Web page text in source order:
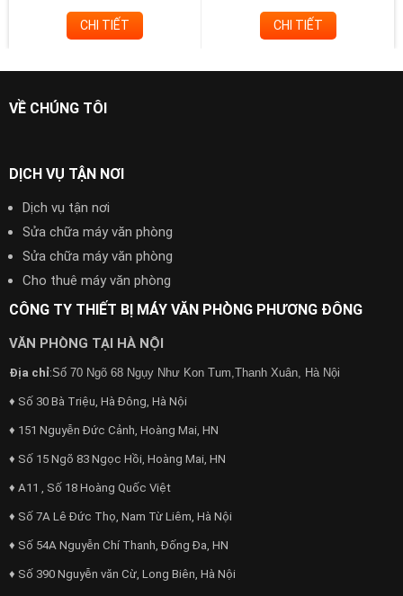
CHI TIẾT CHI TIẾT
VỀ CHÚNG TÔI
DỊCH VỤ TẬN NƠI
Dịch vụ tận nơi
Sửa chữa máy văn phòng
Sửa chữa máy văn phòng
Cho thuê máy văn phòng
CÔNG TY THIẾT BỊ MÁY VĂN PHÒNG PHƯƠNG ĐÔNG
VĂN PHÒNG TẠI HÀ NỘI
Địa chỉ:Số 70 Ngõ 68 Ngụy Như Kon Tum,Thanh Xuân, Hà Nội
♦ Số 30 Bà Triệu, Hà Đông, Hà Nội
♦ 151 Nguyễn Đức Cảnh, Hoàng Mai, HN
♦ Số 15 Ngõ 83 Ngọc Hồi, Hoàng Mai, HN
♦ A11 , Số 18 Hoàng Quốc Việt
♦ Số 7A Lê Đức Thọ, Nam Từ Liêm, Hà Nội
♦ Số 54A Nguyễn Chí Thanh, Đống Đa, HN
♦ Số 390 Nguyễn văn Cừ, Long Biên, Hà Nội